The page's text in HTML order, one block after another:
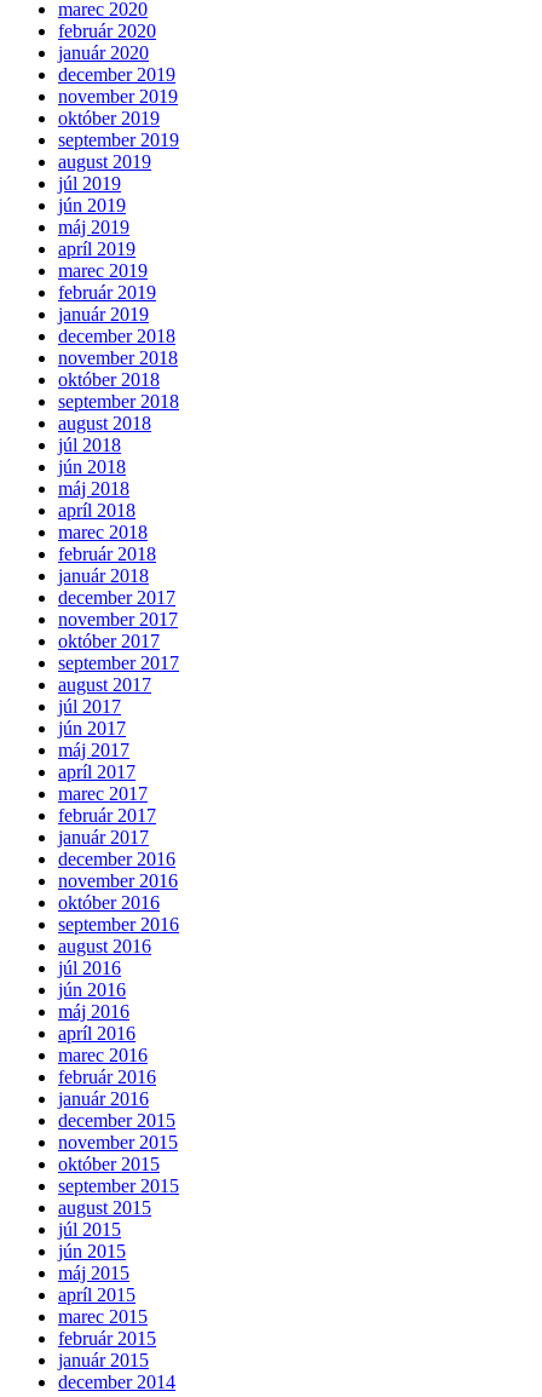
marec 2020
február 2020
január 2020
december 2019
november 2019
október 2019
september 2019
august 2019
júl 2019
jún 2019
máj 2019
apríl 2019
marec 2019
február 2019
január 2019
december 2018
november 2018
október 2018
september 2018
august 2018
júl 2018
jún 2018
máj 2018
apríl 2018
marec 2018
február 2018
január 2018
december 2017
november 2017
október 2017
september 2017
august 2017
júl 2017
jún 2017
máj 2017
apríl 2017
marec 2017
február 2017
január 2017
december 2016
november 2016
október 2016
september 2016
august 2016
júl 2016
jún 2016
máj 2016
apríl 2016
marec 2016
február 2016
január 2016
december 2015
november 2015
október 2015
september 2015
august 2015
júl 2015
jún 2015
máj 2015
apríl 2015
marec 2015
február 2015
január 2015
december 2014